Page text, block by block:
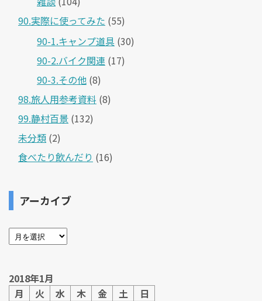
90.実際に使ってみた (55)
90-1.キャンプ道具 (30)
90-2.バイク関連 (17)
90-3.その他 (8)
98.旅人用参考資料 (8)
99.静村百景 (132)
未分類 (2)
食べたり飲んだり (16)
アーカイブ
2018年1月
月
火 水 木 金 土
日